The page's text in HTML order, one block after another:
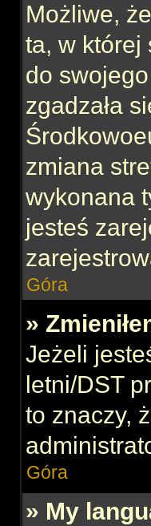
Możliwe,
ta, w której
do
zgadzała
zmiana
wykonana
jesteś
Góra
»
Jeżeli
letni/DST
to znaczy,
Góra
» My